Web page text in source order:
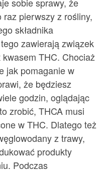
pierwszy z rośliny,
składnika
zawierają związek
THC. Chociaż
jak pomaganie w
że będziesz
godzin, oglądając
zrobić, THCA musi
w THC. Dlatego też
z trawy,
produkty
Podczas